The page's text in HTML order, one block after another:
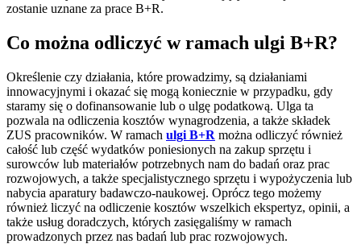
zostanie uznane za prace B+R.
Co można odliczyć w ramach ulgi B+R?
Określenie czy działania, które prowadzimy, są działaniami
innowacyjnymi i okazać się mogą koniecznie w przypadku, gdy
staramy się o dofinansowanie lub o ulgę podatkową. Ulga ta
pozwala na odliczenia kosztów wynagrodzenia, a także składek
ZUS pracowników. W ramach ulgi B+R można odliczyć również
całość lub część wydatków poniesionych na zakup sprzętu i
surowców lub materiałów potrzebnych nam do badań oraz prac
rozwojowych, a także specjalistycznego sprzętu i wypożyczenia lub
nabycia aparatury badawczo-naukowej. Oprócz tego możemy
również liczyć na odliczenie kosztów wszelkich ekspertyz, opinii, a
także usług doradczych, których zasięgaliśmy w ramach
prowadzonych przez nas badań lub prac rozwojowych.